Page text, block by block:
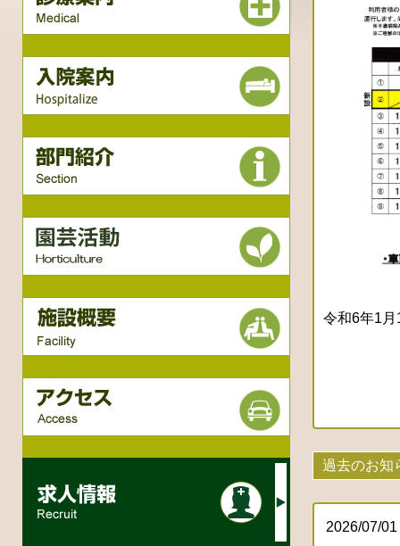
令和6年1
過去のお知
2026/07/01